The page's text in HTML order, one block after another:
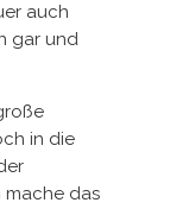
auch
gar und
in die
mache das